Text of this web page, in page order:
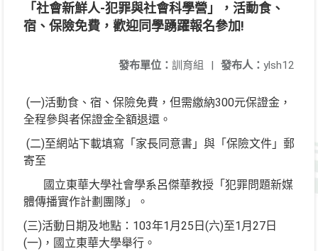
「社會新鮮人-犯罪與社會科學營」，活動食、
宿、保險免費，歡迎同學踴躍報名參加!
發布人： ylsh12
發布單位： 訓育組 |
(一)活動食、宿、保險免費，但需繳納300元保證金，
全程參與者保證金全額退還。
(二)至網站下載填寫「家長同意書」與「保險文件」郵
寄至
國立東華大學社會學系呂傑華教授「犯罪問題新媒
體傳播實作計劃團隊」。
(三)活動日期及地點：103年1月25日(六)至1月27日
(一)，國立東華大學舉行。